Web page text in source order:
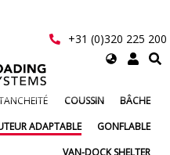
+31 (0)320 225 200
Select
COUSSIN
BÂCHE
ADAPTABLE
GONFLABLE
VAN-DOCK SHELTER